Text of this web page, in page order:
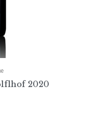
2020